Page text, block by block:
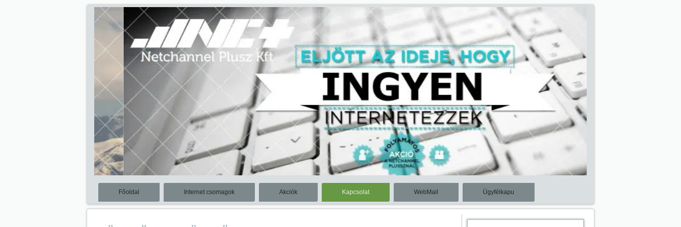
1 3 4
Főoldal Internet csomagok Akciók Kapcsolat WebMail Ügyfélkapu